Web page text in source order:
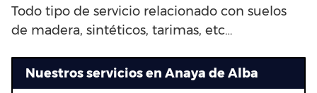
Todo tipo de servicio relacionado con suelos
de madera, sintéticos, tarimas, etc…
Nuestros servicios en Anaya de Alba